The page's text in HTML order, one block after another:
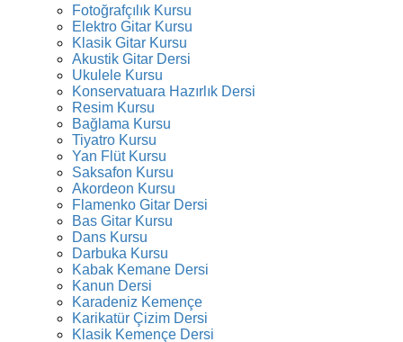
Fotoğrafçılık Kursu
Elektro Gitar Kursu
Klasik Gitar Kursu
Akustik Gitar Dersi
Ukulele Kursu
Konservatuara Hazırlık Dersi
Resim Kursu
Bağlama Kursu
Tiyatro Kursu
Yan Flüt Kursu
Saksafon Kursu
Akordeon Kursu
Flamenko Gitar Dersi
Bas Gitar Kursu
Dans Kursu
Darbuka Kursu
Kabak Kemane Dersi
Kanun Dersi
Karadeniz Kemençe
Karikatür Çizim Dersi
Klasik Kemençe Dersi